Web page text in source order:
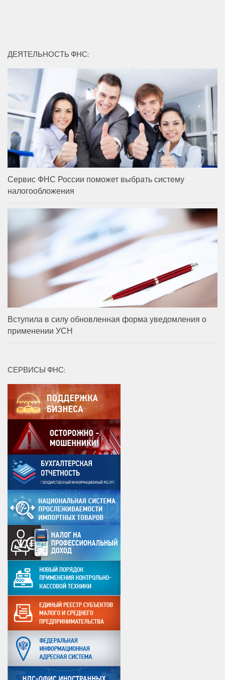
ДЕЯТЕЛЬНОСТЬ ФНС:
Сервис ФНС России поможет выбрать систему
налогообложения
Вступила в силу обновленная форма уведомления о
применении УСН
СЕРВИСЫ ФНС: